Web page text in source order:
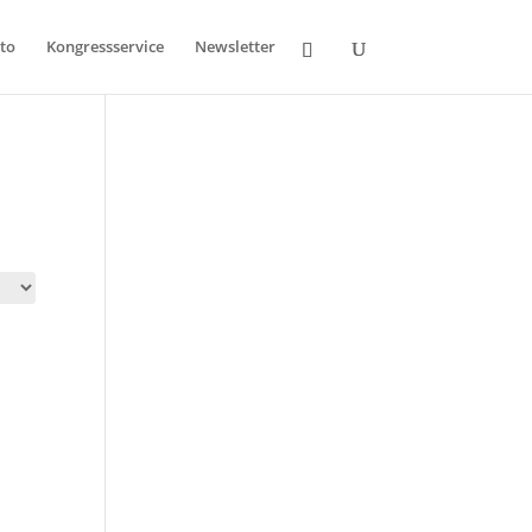
Kongressservice Newsletter